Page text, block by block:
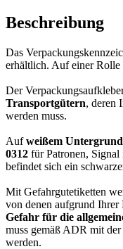
Beschreibung
Das
erhältlich. Auf einer Rolle
Der
Transportgütern, deren
werden muss.
Aufweißem Untergrund
0312 für Patronen,
befindet sich ein
Mit Gefahrgutetiketten
von denen aufgrund Ihrer
Gefahr für die
muss gemäß ADR mit
werden.